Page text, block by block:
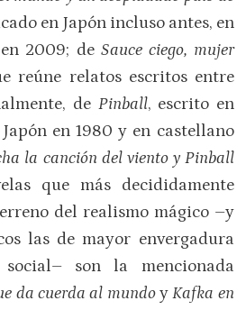
en Japón incluso antes, en
2009; de Sauce ciego, mujer
reúne relatos escritos entre
de Pinball, escrito en
en 1980 y en castellano
la canción del viento y Pinball
que más decididamente
del realismo mágico –y
las de mayor envergadura
son la mencionada
da cuerda al mundoyKafka en